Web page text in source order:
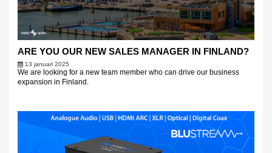
ARE YOU OUR NEW SALES MANAGER IN FINLAND?
13 januari 2025
We are looking for a new team member who can drive our business
expansion in Finland.